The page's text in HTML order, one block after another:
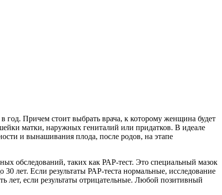
год. Причем стоит выбрать врача, к которому женщина будет
матки, наружных гениталий или придатков. В идеале
и вынашивания плода, после родов, на этапе
обследований, таких как РАР-тест. Это специальный мазок
лет. Если результаты РАР-теста нормальные, исследование
лет, если результаты отрицательные. Любой позитивный